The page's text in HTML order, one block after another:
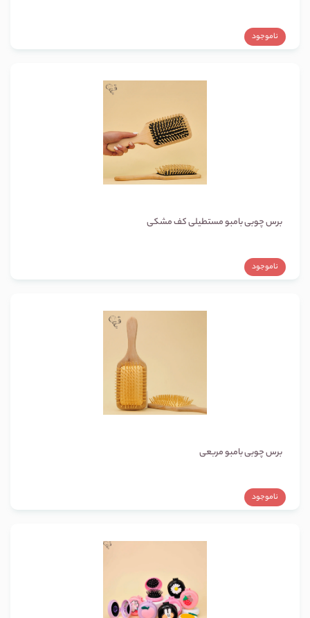
ناموجود
برس چوبی بامبو مستطیلی کف مشکی
ناموجود
برس چوبی بامبو مربعی
ناموجود